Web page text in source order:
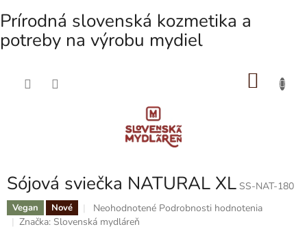
Prírodná slovenská kozmetika a
potreby na výrobu mydiel
Sójová sviečka NATURAL XL SS-NAT-180
Vegan Nové
Priemerné
hodnotenie
Neohodnotené Podrobnosti hodnotenia
Značka: Slovenská mydláreň